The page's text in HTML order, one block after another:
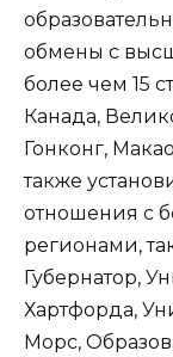
обмены с
более чем 15
Канада,
Гонконг,
также
отношения с
регионами,
Губернатор,
Хартфорда,
Морс,